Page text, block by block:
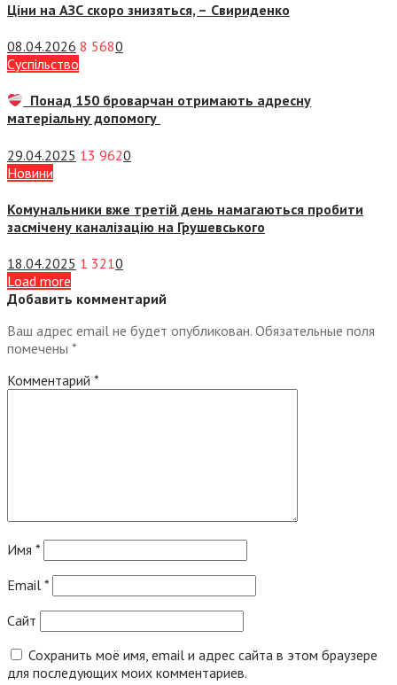
Ціни на АЗС скоро знизяться, – Свириденко
08.04.2026 8 5680
Суспiльство
Понад 150 броварчан отримають адресну
матеріальну допомогу
29.04.2025 13 9620
Новини
Комунальники вже третій день намагаються пробити
засмічену каналізацію на Грушевського
18.04.2025 1 3210
Load more
Добавить комментарий
Ваш адрес email не будет опубликован. Обязательные поля
помечены *
Комментарий *
Имя *
Email *
Сайт
Сохранить моё имя, email и адрес сайта в этом браузере
для последующих моих комментариев.